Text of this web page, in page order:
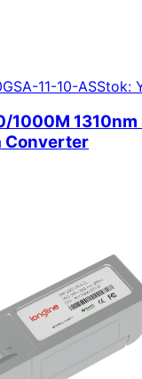
11-10-ASStok:
1000M
Converter